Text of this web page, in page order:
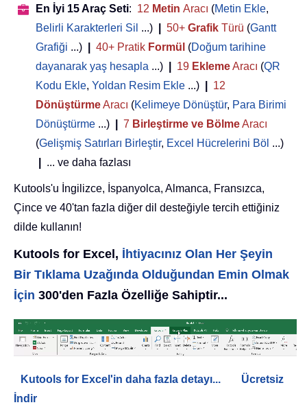
En İyi 15 Araç Seti: 12 Metin Aracı (Metin Ekle,
Belirli Karakterleri Sil ...) 50+ Grafik Türü (Gantt
Grafiği ...) 40+ Pratik Formül (Doğum tarihine
dayanarak yaş hesapla ...) 19 EklemeAracı (QR
Kodu Ekle, Yoldan Resim Ekle ...)
12
DönüştürmeAracı (Kelimeye Dönüştür, Para Birimi
Dönüştürme ...) 7 Birleştirme ve BölmeAracı
(Gelişmiş Satırları Birleştir, Excel Hücrelerini Böl ...)
... ve daha fazlası
Kutools'u İngilizce, İspanyolca, Almanca, Fransızca,
Çince ve 40'tan fazla diğer dil desteğiyle tercih ettiğiniz
dilde kullanın!
Kutools for Excel, İhtiyacınız Olan Her Şeyin
Bir Tıklama Uzağında Olduğundan Emin Olmak
İçin 300'den Fazla Özelliğe Sahiptir...
Kutools for Excel'in daha fazla detayı...
Ücretsiz
İndir